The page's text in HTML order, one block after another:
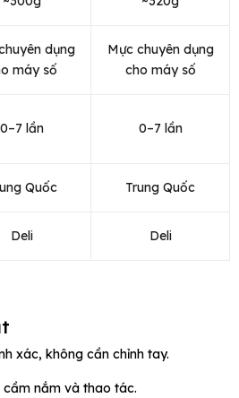
dụng
máy số
Mực chuyên dụng
cho máy số
0–7 lần 0–7 lần
Quốc Trung Quốc
Deli Deli
xác, không cần chỉnh tay.
cầm nắm và thao tác.